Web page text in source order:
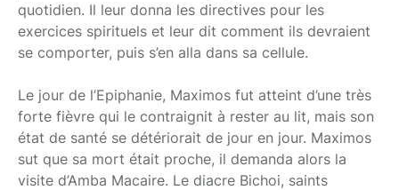
quotidien. Il leur donna les directives pour les
exercices spirituels et leur dit comment ils devraient
se comporter, puis s’en alla dans sa cellule.
Le jour de l’Epiphanie, Maximos fut atteint d’une très
forte fièvre qui le contraignit à rester au lit, mais son
état de santé se détériorait de jour en jour. Maximos
sut que sa mort était proche, il demanda alors la
visite d’Amba Macaire. Le diacre Bichoi, saints